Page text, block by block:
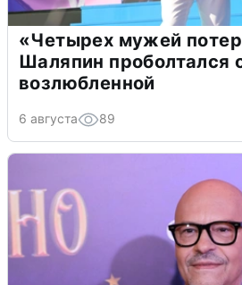
«Четырех мужей
Шаляпин проболтался
возлюбленной
6 августа 89